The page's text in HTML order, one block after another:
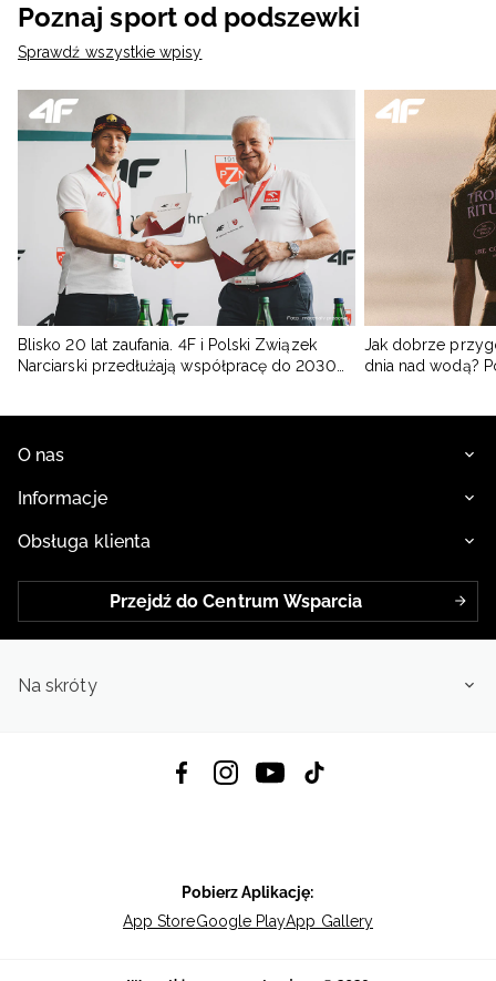
Poznaj sport od podszewki
Sprawdź wszystkie wpisy
Blisko 20 lat zaufania. 4F i Polski Związek
Narciarski przedłużają współpracę do 2030
Jak dobrze
dnia nad wodą?
O nas
Informacje
Obsługa klienta
Przejdź do Centrum Wsparcia
Na skróty
Pobierz Aplikację:
App StoreGoogle PlayApp Gallery